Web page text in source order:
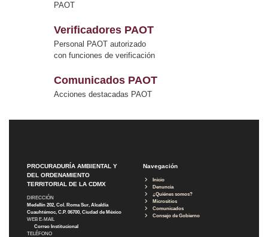
PAOT
Verificadores PAOT
Personal PAOT autorizado
con funciones de verificación
Comunicados PAOT
Acciones destacadas PAOT
PROCURADURÍA AMBIENTAL Y
DEL ORDENAMIENTO
TERRITORIAL DE LA CDMX
DIRECCIÓN
Medellín 202, Col. Roma Sur, Alcaldía
Cuauhtémoc, C.P. 06700, Ciudad de México
WEB E-MAIL
Correo Institucional
TELÉFONO
Navegación
Inicio
Denuncia
¿Quiénes somos?
Micrositios
Comunicados
Consejo de Gobierno